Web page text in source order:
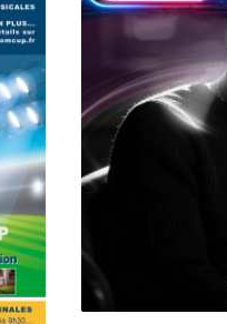
Artiste W2R
On